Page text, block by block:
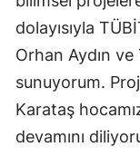
dolayısıyla
Orhan Aydın
sunuyorum.
Karataş
devamını